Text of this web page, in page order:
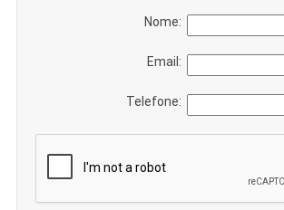
Nome:
Email:
Telefone: